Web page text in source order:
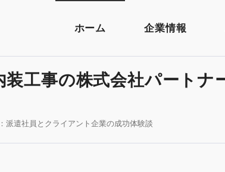
ホーム 企業情報
工事の株式会社パート
派遣社員とクライアント企業の成功体験談